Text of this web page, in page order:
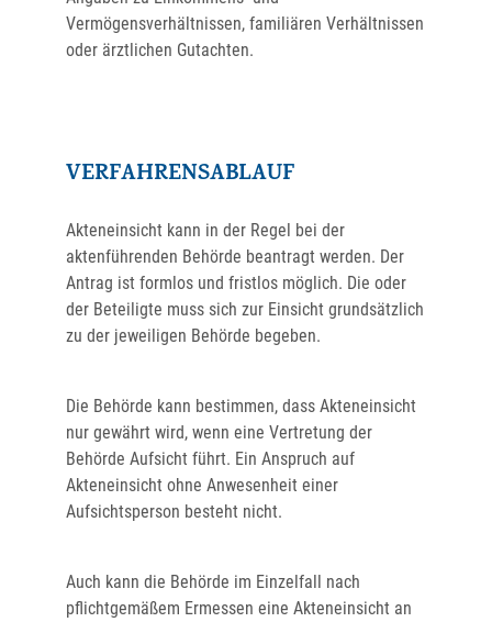
Vermögensverhältnissen, familiären Verhältnissen
oder ärztlichen Gutachten.
VERFAHRENSABLAUF
Akteneinsicht kann in der Regel bei der
aktenführenden Behörde beantragt werden. Der
Antrag ist formlos und fristlos möglich. Die oder
der Beteiligte muss sich zur Einsicht grundsätzlich
zu der jeweiligen Behörde begeben.
Die Behörde kann bestimmen, dass Akteneinsicht
nur gewährt wird, wenn eine Vertretung der
Behörde Aufsicht führt. Ein Anspruch auf
Akteneinsicht ohne Anwesenheit einer
Aufsichtsperson besteht nicht.
Auch kann die Behörde im Einzelfall nach
pflichtgemäßem Ermessen eine Akteneinsicht an